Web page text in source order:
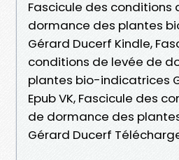
Fascicule des conditions
dormance des plantes
Gérard Ducerf Kindle,
conditions de levée de
plantes bio-indicatrices
Epub VK, Fascicule des
de dormance des
Gérard Ducerf